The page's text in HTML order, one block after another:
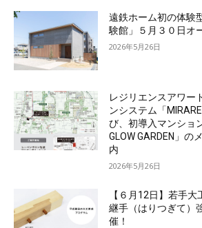
遠鉄ホーム初の体験
験館」５月３０日オ
2026年5月26日
レジリエンスアワー
ンシステム「
び、初導入マンショ
GLOW GARDEN」の
内
2026年5月26日
【６月12日】若手
継手（はりつぎて）
催！